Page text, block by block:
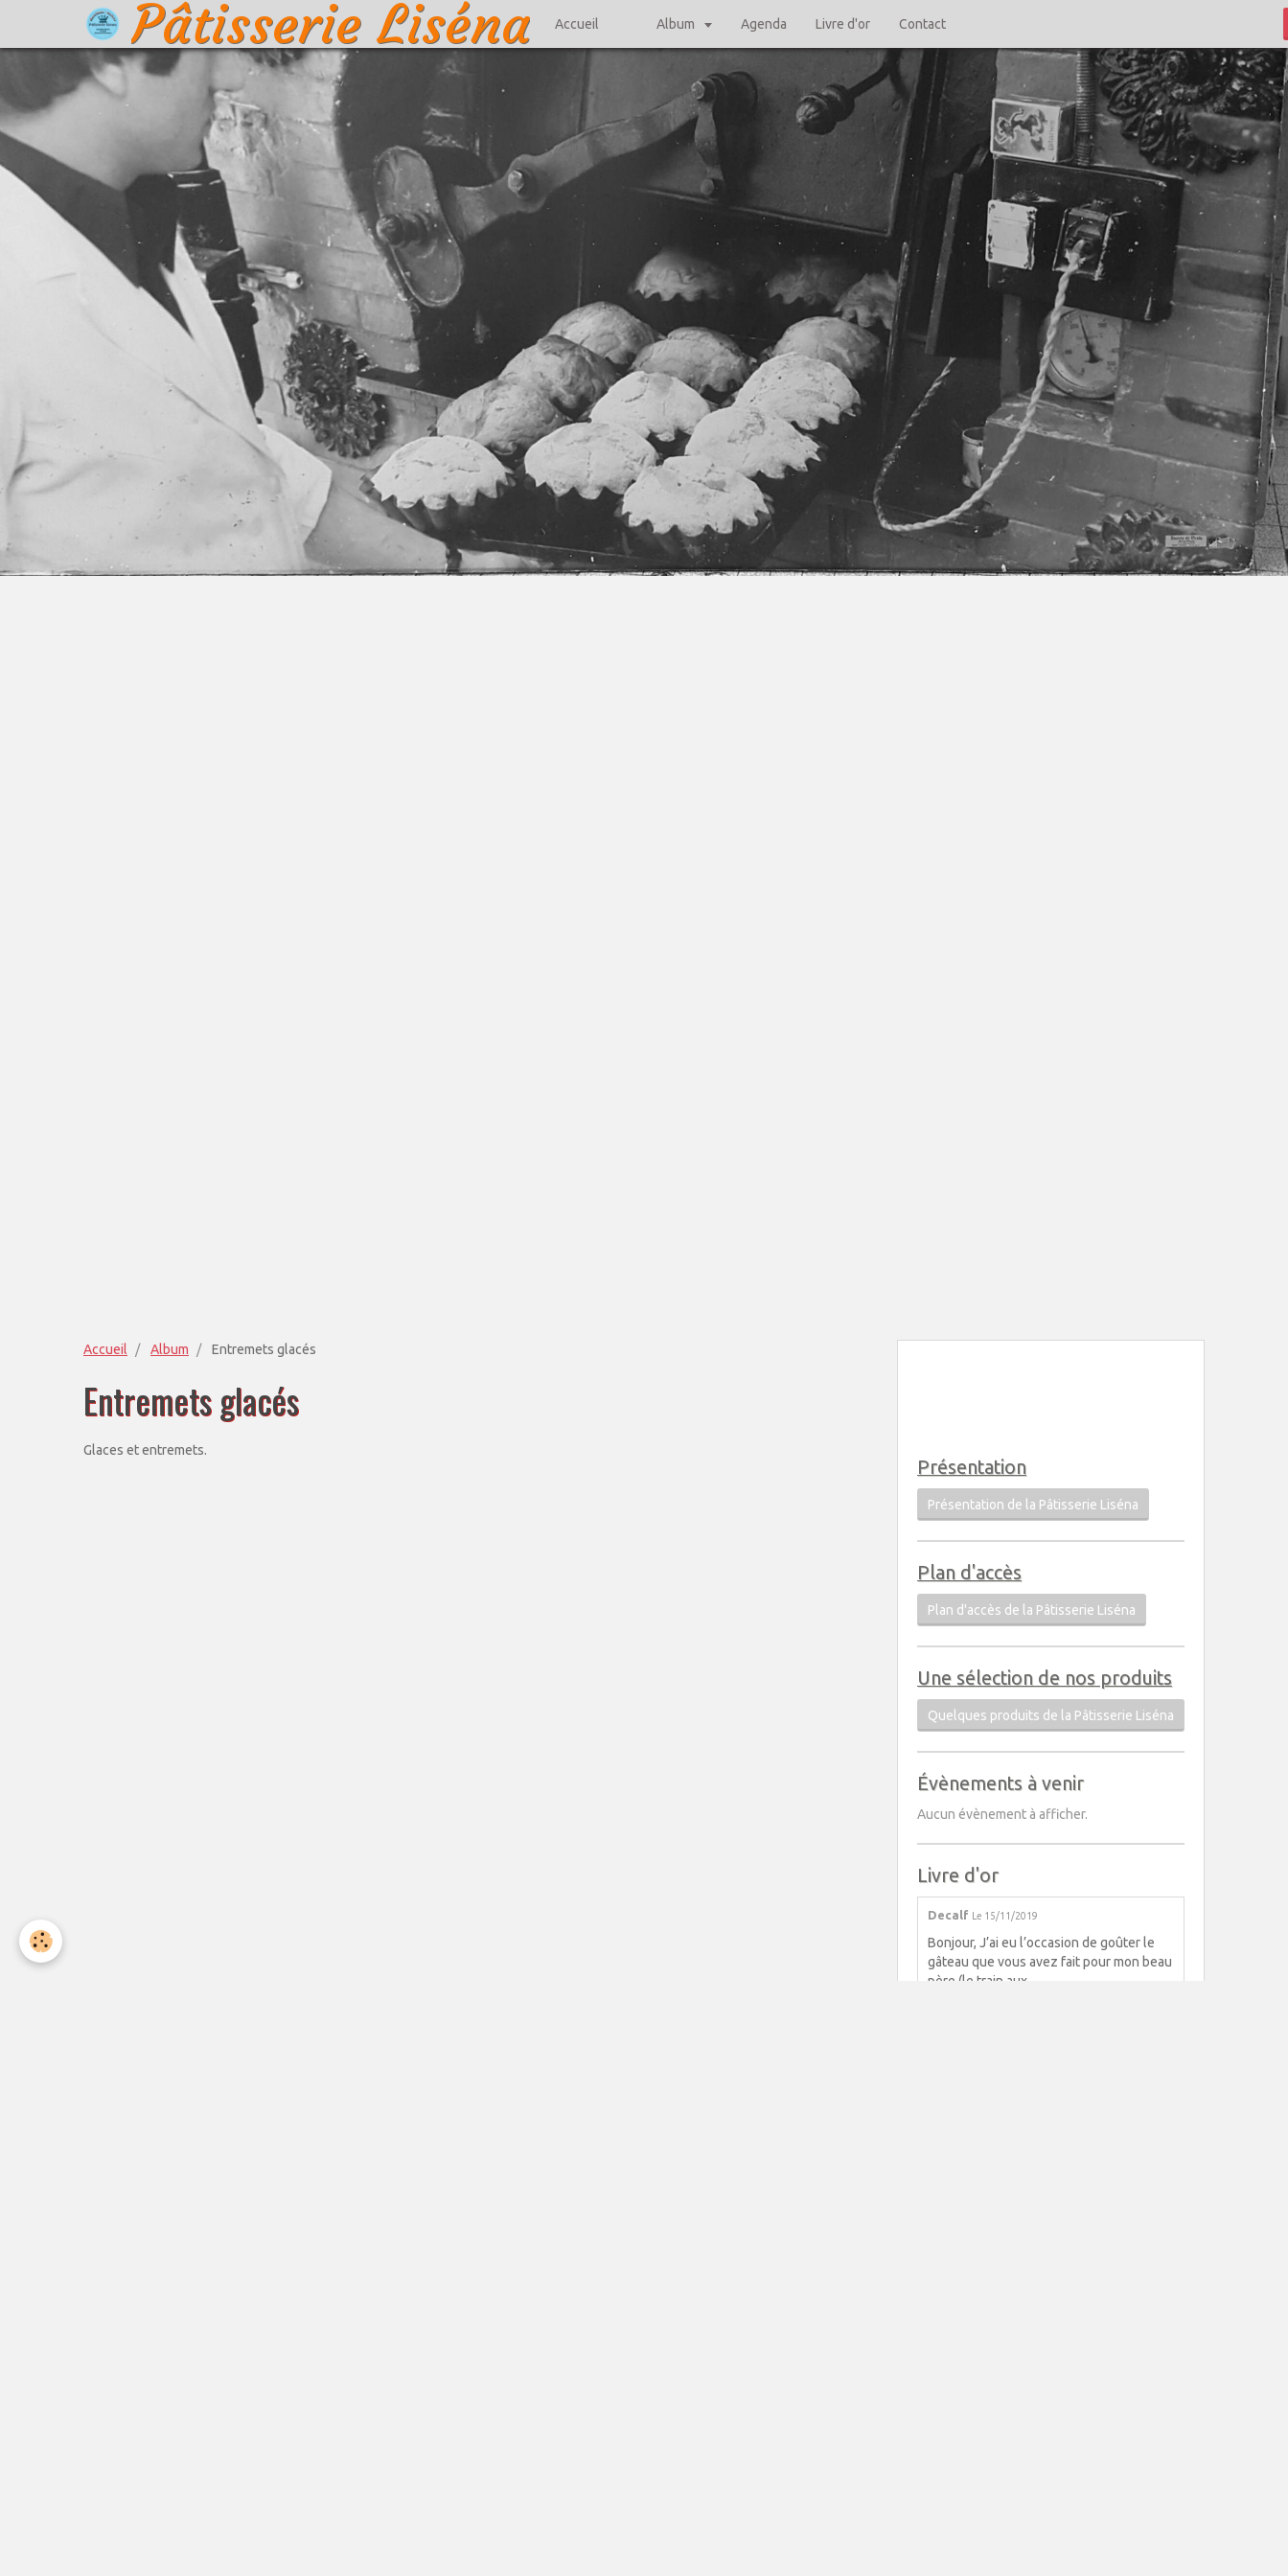
Pâtisserie Liséna Accueil Album Agenda Livre d'or Contact
Accueil Album Entremets glacés
Entremets glacés
Glaces et entremets.
Présentation
Présentation de la Pâtisserie Liséna
Plan d'accès
Plan d'accès de la Pâtisserie Liséna
Une sélection de nos produits
Quelques produits de la Pâtisserie Liséna
Évènements à venir
Aucun évènement à afficher.
Livre d'or
Decalf Le 15/11/2019
Bonjour, J’ai eu l’occasion de goûter le
gâteau que vous avez fait pour mon beau
père (le train aux ...